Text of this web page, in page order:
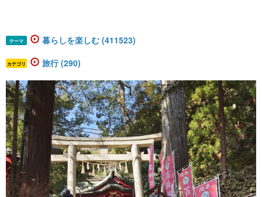
テーマ 暮らしを楽しむ (411523)
カテゴリ 旅行 (290)